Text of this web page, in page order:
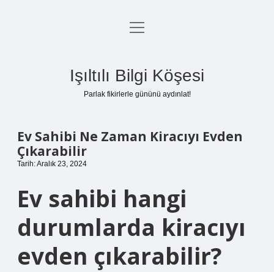
Anasayfa
Yasal Uyarı
menüyü
Işıltılı Bilgi Köşesi
Parlak fikirlerle gününü aydınlat!
Ev Sahibi Ne Zaman Kiracıyı Evden
Çıkarabilir
Tarih: Aralık 23, 2024
Ev sahibi hangi
durumlarda kiracıyı
evden çıkarabilir?